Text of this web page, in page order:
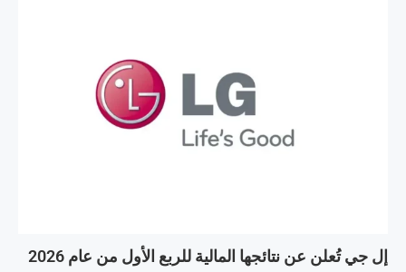
إل جي تُعلن عن نتائجها المالية للربع الأول من عام 2026